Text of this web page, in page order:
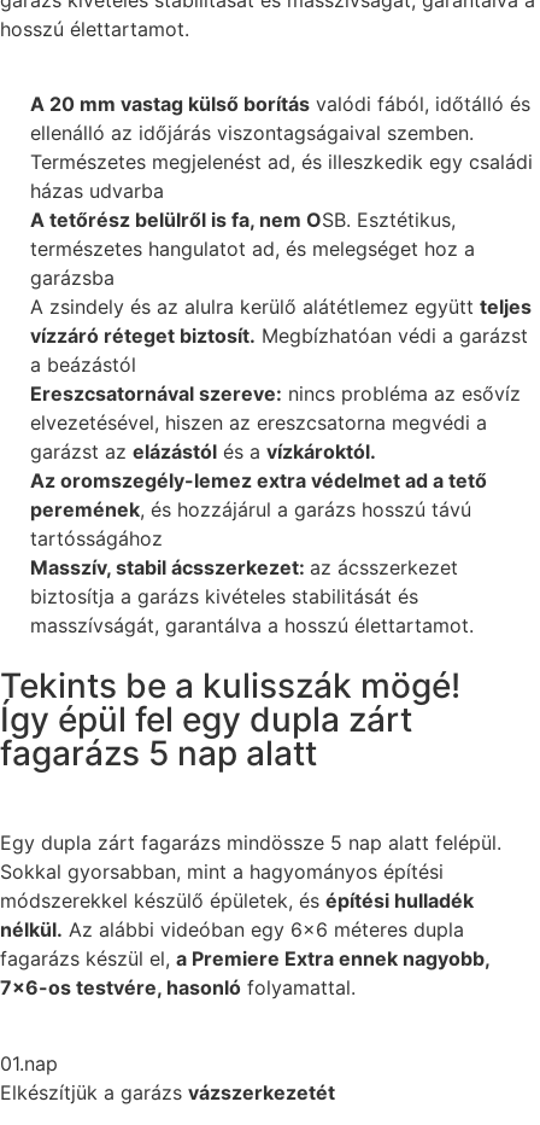
hosszú élettartamot.
A 20 mm vastag külső borítás valódi fából, időtálló és
ellenálló az időjárás viszontagságaival szemben.
Természetes megjelenést ad, és illeszkedik egy családi
házas udvarba
A tetőrész belülről is fa, nem OSB. Esztétikus,
természetes hangulatot ad, és melegséget hoz a
garázsba
A zsindely és az alulra kerülő alátétlemez együtt teljes
vízzáró réteget biztosít. Megbízhatóan védi a garázst
a beázástól
Ereszcsatornával szereve: nincs probléma az esővíz
elvezetésével, hiszen az ereszcsatorna megvédi a
garázst az elázástól és a vízkároktól.
Az oromszegély-lemez extra védelmet ad a tető
peremének, és hozzájárul a garázs hosszú távú
tartósságához
Masszív, stabil ácsszerkezet: az ácsszerkezet
biztosítja a garázs kivételes stabilitását és
masszívságát, garantálva a hosszú élettartamot.
Tekints be a kulisszák mögé!
Így épül fel egy dupla zárt
fagarázs 5 nap alatt
Egy dupla zárt fagarázs mindössze 5 nap alatt felépül.
Sokkal gyorsabban, mint a hagyományos építési
módszerekkel készülő épületek, és építési hulladék
nélkül. Az alábbi videóban egy 6×6 méteres dupla
fagarázs készül el, a Premiere Extra ennek nagyobb,
7×6-os testvére, hasonló folyamattal.
01.nap
Elkészítjük a garázs vázszerkezetét